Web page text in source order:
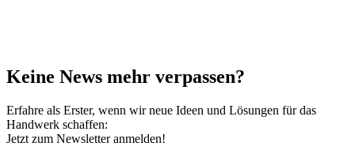
Keine News mehr verpassen?
Erfahre als Erster, wenn wir neue Ideen und Lösungen für das
Handwerk schaffen:
Jetzt zum Newsletter anmelden!